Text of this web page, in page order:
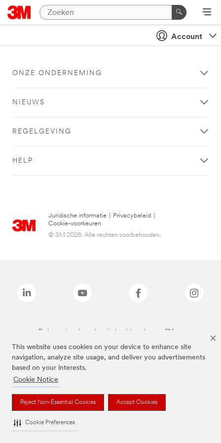
This website uses cookies on your device to enhance site
navigation, analyze site usage, and deliver you advertisements
based on your interests.
Cookie Notice
Reject Non-Essential Cookies Accept Cookies
Cookie Preferences
Account
ONZE ONDERNEMING
NIEUWS
REGELGEVING
HELP
Juridische informatie Privacybeleid
Cookie-voorkeuren
© 3M 2026. Alle rechten voorbehouden.
De bovenstaande merken zijn handelsmerken van 3M.we